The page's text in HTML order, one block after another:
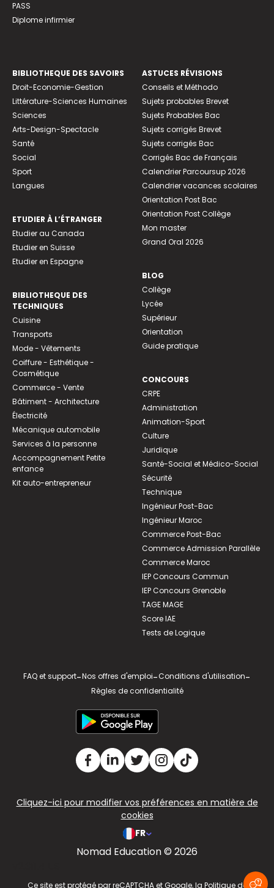
PASS
Diplome infirmier
BIBLIOTHEQUE DES SAVOIRS
Droit-Economie-Gestion
Littérature-Sciences Humaines
Sciences
Arts-Design-Spectacle
Santé
Social
Sport
Langues
ETUDIER À L’ÉTRANGER
Etudier au Canada
Etudier en Suisse
Etudier en Espagne
BIBLIOTHEQUE DES
TECHNIQUES
Cuisine
Transports
Mode - Vêtements
Coiffure - Esthétique -
Cosmétique
Commerce - Vente
Bâtiment - Architecture
Électricité
Mécanique automobile
Services à la personne
Accompagnement Petite
enfance
Kit auto-entrepreneur
ASTUCES RÉVISIONS
Conseils et Méthodo
Sujets probables Brevet
Sujets Probables Bac
Sujets corrigés Brevet
Sujets corrigés Bac
Corrigés Bac de Français
Calendrier Parcoursup 2026
Calendrier vacances scolaires
Orientation Post Bac
Orientation Post Collège
Mon master
Grand Oral 2026
BLOG
Collège
Lycée
Supérieur
Orientation
Guide pratique
CONCOURS
CRPE
Administration
Animation-Sport
Culture
Juridique
Santé-Social et Médico-Social
Sécurité
Technique
Ingénieur Post-Bac
Ingénieur Maroc
Commerce Post-Bac
Commerce Admission Parallèle
Commerce Maroc
IEP Concours Commun
IEP Concours Grenoble
TAGE MAGE
Score IAE
Tests de Logique
FAQ et support-Nos offres d'emploi-Conditions d'utilisation-
Règles de confidentialité
Cliquez-ici pour modifier vos préférences en matière de
cookies
FR
Nomad Education © 2026
Ce site est protégé par reCAPTCHA et Google, la Politique de